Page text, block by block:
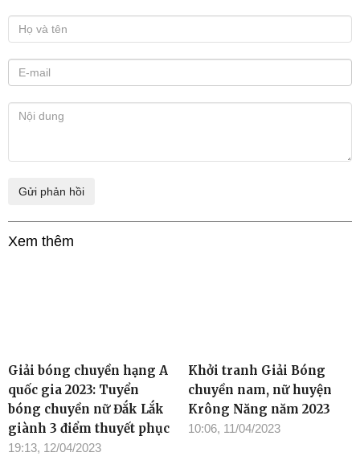
Xem thêm
Giải bóng chuyền hạng A
quốc gia 2023: Tuyển
bóng chuyền nữ Đắk Lắk
giành 3 điểm thuyết phục
19:13, 12/04/2023
Khởi tranh Giải Bóng
chuyền nam, nữ huyện
Krông Năng năm 2023
10:06, 11/04/2023